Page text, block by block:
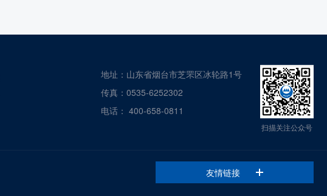
地址：山东省烟台市芝罘区冰轮路1号
传真：0535-6252302
电话： 400-658-0811
扫描关注公众号
友情链接